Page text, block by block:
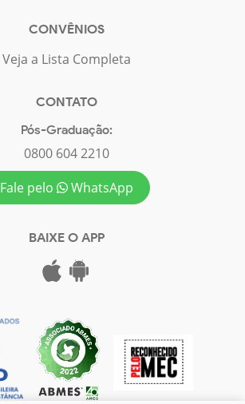
CONVÊNIOS
Veja a Lista Completa
CONTATO
Pós-Graduação:
0800 604 2210
Fale pelo
WhatsApp
BAIXE O APP